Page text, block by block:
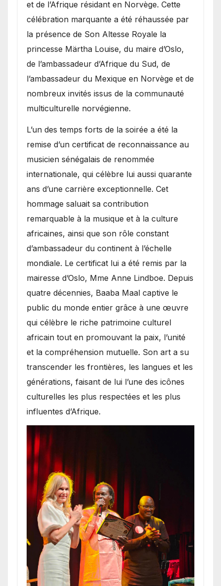
et de l’Afrique résidant en Norvège. Cette
célébration marquante a été réhaussée par
la présence de Son Altesse Royale la
princesse Märtha Louise, du maire d’Oslo,
de l’ambassadeur d’Afrique du Sud, de
l’ambassadeur du Mexique en Norvège et de
nombreux invités issus de la communauté
multiculturelle norvégienne.
​L’un des temps forts de la soirée a été la
remise d’un certificat de reconnaissance au
musicien sénégalais de renommée
internationale, qui célèbre lui aussi quarante
ans d’une carrière exceptionnelle. Cet
hommage saluait sa contribution
remarquable à la musique et à la culture
africaines, ainsi que son rôle constant
d’ambassadeur du continent à l’échelle
mondiale. Le certificat lui a été remis par la
mairesse d’Oslo, Mme Anne Lindboe. Depuis
quatre décennies, Baaba Maal captive le
public du monde entier grâce à une œuvre
qui célèbre le riche patrimoine culturel
africain tout en promouvant la paix, l’unité
et la compréhension mutuelle. Son art a su
transcender les frontières, les langues et les
générations, faisant de lui l’une des icônes
culturelles les plus respectées et les plus
influentes d’Afrique.